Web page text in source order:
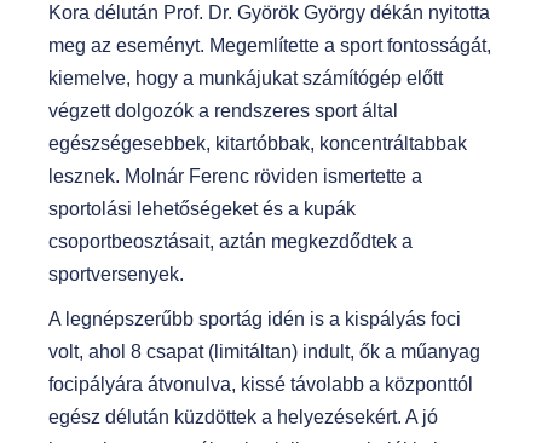
Kora délután Prof. Dr. Györök György dékán nyitotta
meg az eseményt. Megemlítette a sport fontosságát,
kiemelve, hogy a munkájukat számítógép előtt
végzett dolgozók a rendszeres sport által
egészségesebbek, kitartóbbak, koncentráltabbak
lesznek. Molnár Ferenc röviden ismertette a
sportolási lehetőségeket és a kupák
csoportbeosztásait, aztán megkezdődtek a
sportversenyek.
A legnépszerűbb sportág idén is a kispályás foci
volt, ahol 8 csapat (limitáltan) indult, ők a műanyag
focipályára átvonulva, kissé távolabb a központtól
egész délután küzdöttek a helyezésekért. A jó